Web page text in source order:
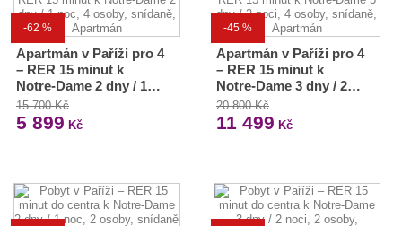
-62 %
Apartmán v Paříži pro 4
– RER 15 minut k
Notre-Dame 2 dny / 1…
15 700 Kč
5 899 Kč
-45 %
Apartmán v Paříži pro 4
– RER 15 minut k
Notre-Dame 3 dny / 2…
20 800 Kč
11 499 Kč